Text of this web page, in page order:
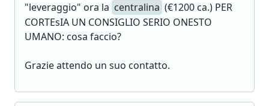
"leveraggio" ora la centralina (€1200 ca.) PER
CORTEsIA UN CONSIGLIO SERIO ONESTO
UMANO: cosa faccio?
Grazie attendo un suo contatto.